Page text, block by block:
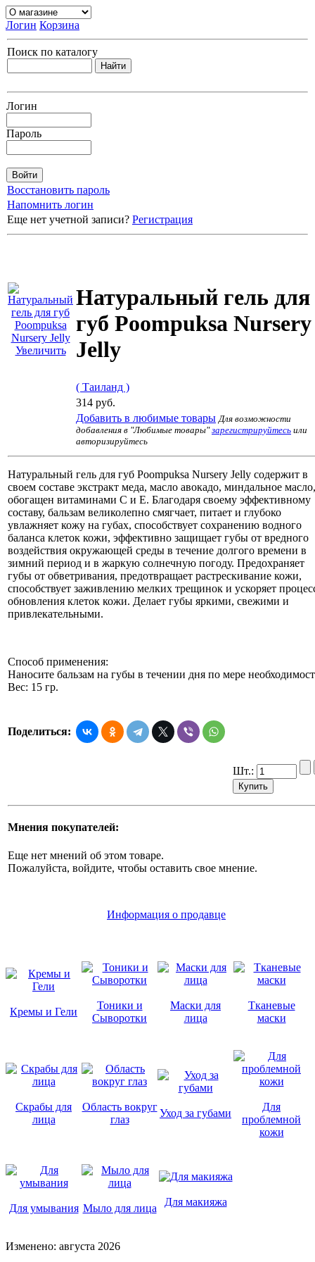
Логин Корзина
Поиск по каталогу
Логин
Пароль
Восстановить пароль
Напомнить логин
Еще нет учетной записи? Регистрация
Увеличить
Натуральный гель для
губ Poompuksa Nursery
Jelly
( Таиланд )
314 руб.
Добавить в любимые товары Для возможности
добавления в "Любимые товары"зарегистрируйтесь или
авторизируйтесь
Натуральный гель для губ Poompuksa Nursery Jelly содержит в
своем составе экстракт меда, масло авокадо, миндальное масло,
обогащен витаминами С и Е. Благодаря своему эффективному
составу, бальзам великолепно смягчает, питает и глубоко
увлажняет кожу на губах, способствует сохранению водного
баланса клеток кожи, эффективно защищает губы от вредного
воздействия окружающей среды в течение долгого времени в
зимний период и в жаркую солнечную погоду. Предохраняет
губы от обветривания, предотвращает растрескивание кожи,
способствует заживлению мелких трещинок и ускоряет
обновления клеток кожи. Делает губы яркими, свежими и
привлекательными.
Способ применения:
Наносите бальзам на губы в течении дня по мере
Вес: 15 гр.
Поделиться:
Шт.:
Мнения покупателей:
Еще нет мнений об этом товаре.
Пожалуйста, войдите, чтобы оставить свое мнение.
Информация о продавце
Кремы и Гели
Тоники и
Сыворотки
Маски для
лица
Тканевые
маски
Скрабы для
лица
Область вокруг
глаз
Уход за губами
Для
проблемной
кожи
Для умывания Мыло для лица
Для макияжа
Изменено: августа 2026